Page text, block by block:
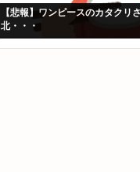
【悲報】ワンピースのカタクリ
北・・・